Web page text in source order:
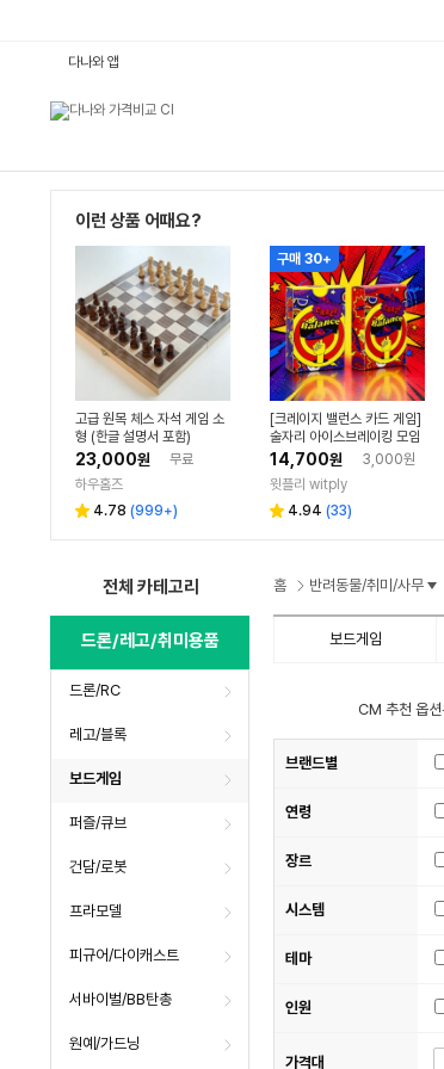
다나와 앱
이런 상품 어때요?
고급 원목 체스 자석 게임 소
형 (한글 설명서 포함)
23,000원
무료
하우홈즈
별 4.78 리
(999+)
구매 30+
[크레이지 밸런스 카드 게임]
술자리 아이스브레이킹 모임
동아리 단체 엠티 보드게임
14,700원
3,000원
윗플리 witply
별 4.94 리
(33)
전체 카테고리
드론/레고/취미용품
드론/RC
레고/블록
보드게임
퍼즐/큐브
건담/로봇
프라모델
피규어/다이캐스트
서바이벌/BB탄총
원예/가드닝
홈 반려동물/취미/사무
보드게임
CM 추천 옵션
브랜드별
연령
장르
시스템
테마
인원
가격대